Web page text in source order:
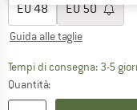
EU48 EU50
Guida alle taglie
Tempi di consegna: 3-5
Quantità: